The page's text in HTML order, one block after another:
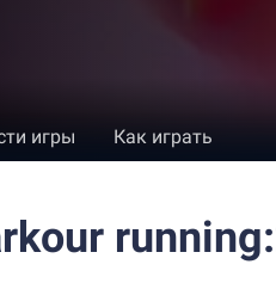
игры Как играть